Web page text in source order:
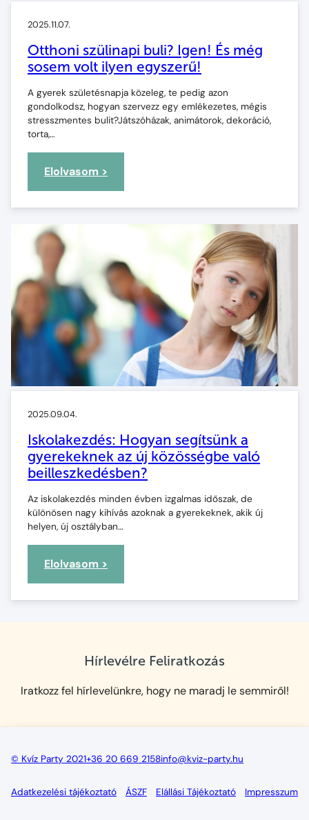
2025.11.07.
Otthoni szülinapi buli? Igen! És még
sosem volt ilyen egyszerű!
A gyerek születésnapja közeleg, te pedig azon
gondolkodsz, hogyan szervezz egy emlékezetes, mégis
stresszmentes bulit?Játszóházak, animátorok, dekoráció,
torta,…
Elolvasom >
Otthoni
szülinapi
És
még
sosem
volt
2025.09.04.
Iskolakezdés: Hogyan segítsünk a
gyerekeknek az új közösségbe való
beilleszkedésben?
Az iskolakezdés minden évben izgalmas időszak, de
különösen nagy kihívás azoknak a gyerekeknek, akik új
helyen, új osztályban…
Elolvasom >
az
közösségbe
beilleszkedésben?
Hírlevélre Feliratkozás
Iratkozz fel hírlevelünkre, hogy ne maradj le semmiről!
© Kvíz Party 2021+36 20 669 2158info@kviz-party.hu
Adatkezelési tájékoztató ÁSZF Elállási Tájékoztató Impresszum